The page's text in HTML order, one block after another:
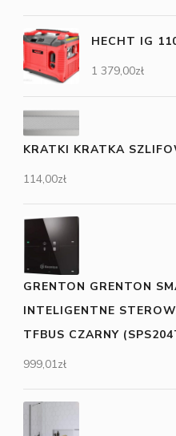
HECHT IG
1 379,00zł
KRATKI KRATKA
114,00zł
GRENTON GRENTON
INTELIGENTNE
TFBUS CZARNY
999,01zł